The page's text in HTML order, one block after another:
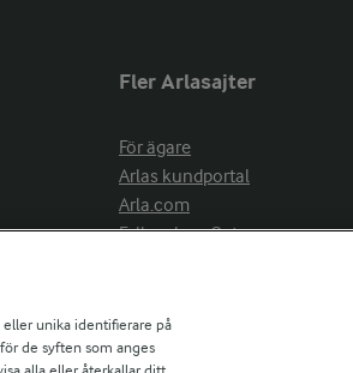
Fler Arlasajter
För ägare
Arlas kundportal
Arla.com
Falbygdens Ost
unika identifierare på
de syften som anges